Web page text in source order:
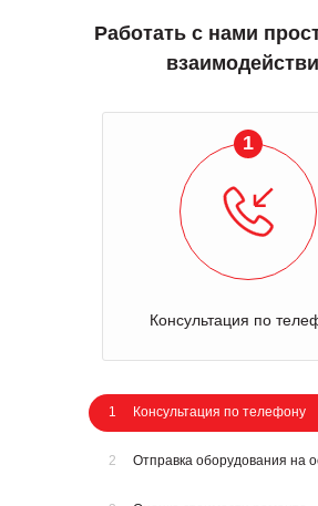
Работать с нами
1
Консультация по
1 Консультация по телефону
2 Отправка оборудования на